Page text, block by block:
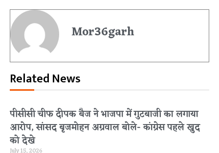
Mor36garh
Related News
पीसीसी चीफ दीपक बैज ने भाजपा में गुटबाजी का लगाया
आरोप, सांसद बृजमोहन अग्रवाल बोले- कांग्रेस पहले खुद
को देखे
July 15, 2026